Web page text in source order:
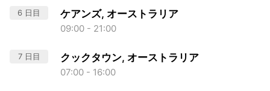
6 日目 ケアンズ, オーストラリア
09:00 - 21:00
7 日目 クックタウン, オーストラリア
07:00 - 16:00